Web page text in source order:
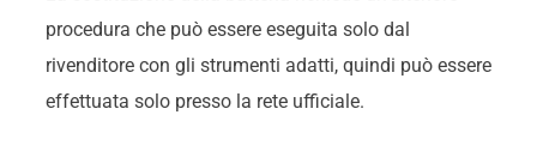
procedura che può essere eseguita solo dal
rivenditore con gli strumenti adatti, quindi può essere
effettuata solo presso la rete ufficiale.